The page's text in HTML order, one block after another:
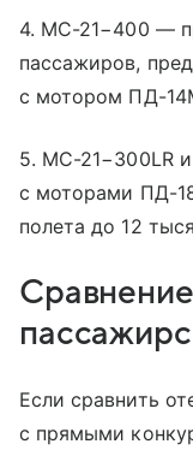
4. МС-21−400 —
пассажиров,
с мотором ПД-
5. МС-21−300LR
с моторами ПД-
полета до 12
Если сравнить
с прямыми